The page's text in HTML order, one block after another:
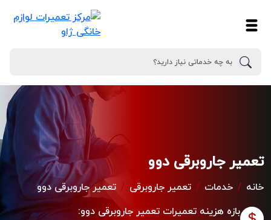
تعمیر جاروبرقی دوو
خانه خدمات تعمیر جاروبرقی
تعمیر جاروبرقی دوو
بازه هزینه تعمیرات تعمیر جاروبرقی دوو: